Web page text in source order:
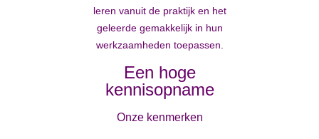
leren vanuit de praktijk en het
geleerde gemakkelijk in hun
werkzaamheden toepassen.
Een hoge
kennisopname
Onze kenmerken